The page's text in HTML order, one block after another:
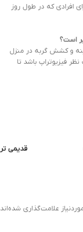
افرادی که در طول روز
و کشش گربه در منزل
فیزیوتراپ باشد تا
قدیمی تر
علامت‌گذاری شده‌اند